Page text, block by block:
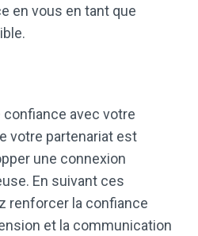
en vous en tant que
confiance avec votre
votre partenariat est
une connexion
En suivant ces
renforcer la confiance
et la communication